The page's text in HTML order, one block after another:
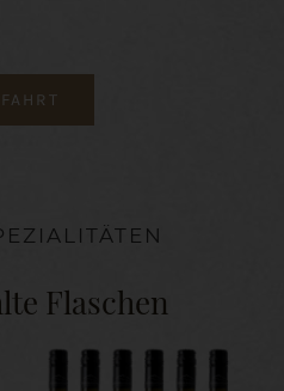
Flaschen